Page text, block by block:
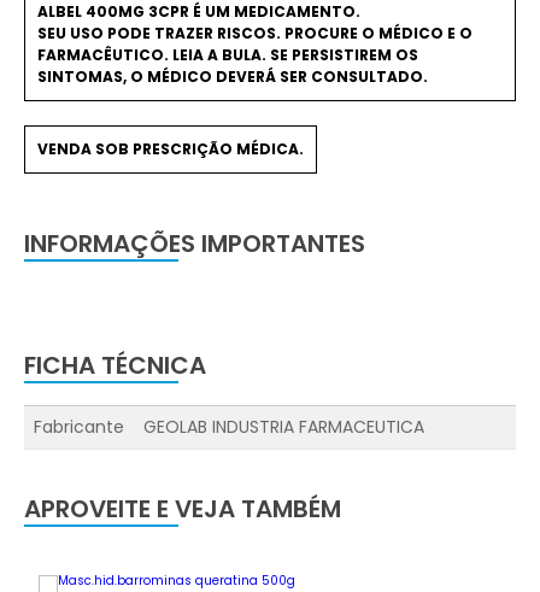
ALBEL 400MG 3CPR É UM MEDICAMENTO.
SEU USO PODE TRAZER RISCOS. PROCURE O MÉDICO E O
FARMACÊUTICO. LEIA A BULA. SE PERSISTIREM OS
SINTOMAS, O MÉDICO DEVERÁ SER CONSULTADO.
VENDA SOB PRESCRIÇÃO MÉDICA.
INFORMAÇÕES IMPORTANTES
FICHA TÉCNICA
Fabricante GEOLAB INDUSTRIA FARMACEUTICA
APROVEITE E VEJA TAMBÉM